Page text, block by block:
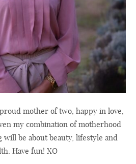
mother of two, happy in love,
my combination of motherhood
will be about beauty, lifestyle and
Have fun! XO